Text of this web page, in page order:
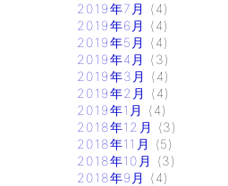
2019年7月
(4)
2019年6月
(4)
2019年5月
(4)
2019年4月
(3)
2019年3月
(4)
2019年2月
(4)
2019年1月
(4)
2018年12月
(3)
2018年11月
(5)
2018年10月
(3)
2018年9月
(4)